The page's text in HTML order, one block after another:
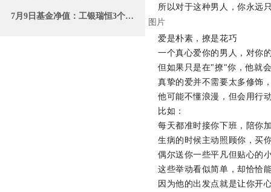
7月9日基金净值：工银瑞恒3个月定开债券A最新净值1.0658
所以对于这种男人，你永远
图片
爱是朴素，撩是花巧
一个真心爱你的男人，对你
但如果只是在"撩"你，他就
真挚的爱并不需要太多修饰
他可能不懂浪漫，但会用行
比如：
每天都准时接你下班，陪你
生病的时候主动照顾你，买
偶尔送你一些平凡但贴心的
这些举动看似简单，却恰恰
因为他的出发点就是让你开